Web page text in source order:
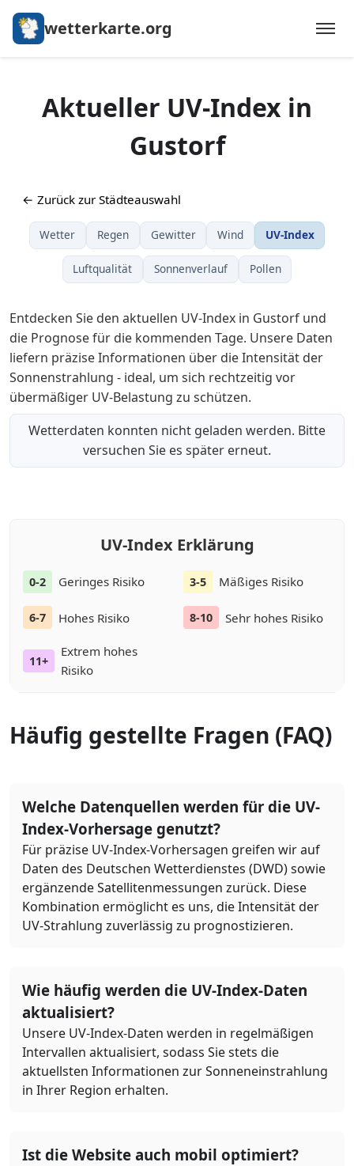
wetterkarte.org
Aktueller UV-Index in
Gustorf
← Zurück zur Städteauswahl
Wetter Regen Gewitter Wind UV-Index
Luftqualität Sonnenverlauf Pollen
Entdecken Sie den aktuellen UV-Index in Gustorf und
die Prognose für die kommenden Tage. Unsere Daten
liefern präzise Informationen über die Intensität der
Sonnenstrahlung - ideal, um sich rechtzeitig vor
übermäßiger UV-Belastung zu schützen.
Wetterdaten konnten nicht geladen werden. Bitte
versuchen Sie es später erneut.
UV-Index Erklärung
0-2 Geringes Risiko 3-5 Mäßiges Risiko
6-7 Hohes Risiko 8-10 Sehr hohes Risiko
11+
Extrem hohes
Risiko
Häufig gestellte Fragen (FAQ)
Welche Datenquellen werden für die UV-
Index-Vorhersage genutzt?
Für präzise UV-Index-Vorhersagen greifen wir auf
Daten des Deutschen Wetterdienstes (DWD) sowie
ergänzende Satellitenmessungen zurück. Diese
Kombination ermöglicht es uns, die Intensität der
UV-Strahlung zuverlässig zu prognostizieren.
Wie häufig werden die UV-Index-Daten
aktualisiert?
Unsere UV-Index-Daten werden in regelmäßigen
Intervallen aktualisiert, sodass Sie stets die
aktuellsten Informationen zur Sonneneinstrahlung
in Ihrer Region erhalten.
Ist die Website auch mobil optimiert?